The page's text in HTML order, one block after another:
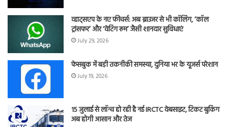
व्हाट्सएप के नए फीचर्स: अब ब्राउजर से भी कॉलिंग, ‘कॉल
ट्रांसफर’ और ‘वेटिंग रूम’ जैसी शानदार सुविधाएं
July 29, 2026
फेसबुक में बड़ी तकनीकी समस्या, दुनिया भर के यूजर्स परेशान
July 19, 2026
15 जुलाई से लॉन्च हो रही है नई IRCTC वेबसाइट, टिकट बुकिंग
अब होगी आसान और तेज